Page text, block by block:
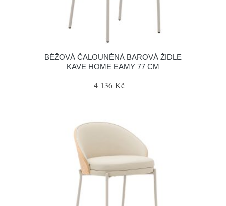
BÉŽOVÁ ČALOUNĚNÁ BAROVÁ ŽIDLE
KAVE HOME EAMY 77 CM
4 136 Kč